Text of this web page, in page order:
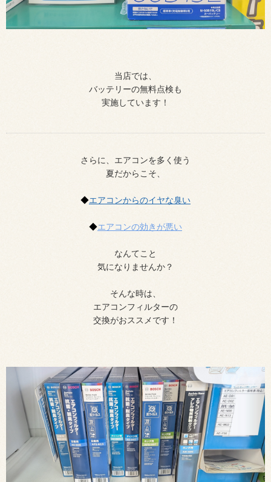
当店では、
バッテリーの無料点検も
実施しています！
さらに、エアコンを多く使う
夏だからこそ、
◆エアコンからのイヤな臭い
◆エアコンの効きが悪い
なんてこと
気になりませんか？
そんな時は、
エアコンフィルターの
交換がおススメです！